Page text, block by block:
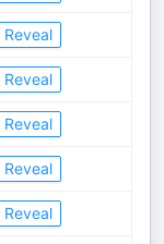
Reveal
Reveal
Reveal
Reveal
Reveal